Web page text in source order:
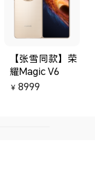
【张雪同款】荣
耀Magic V6
￥ 8999